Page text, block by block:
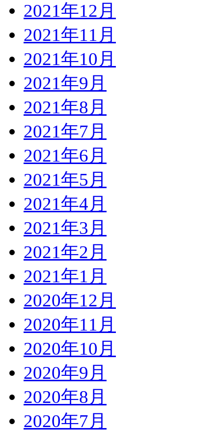
2021年12月
2021年11月
2021年10月
2021年9月
2021年8月
2021年7月
2021年6月
2021年5月
2021年4月
2021年3月
2021年2月
2021年1月
2020年12月
2020年11月
2020年10月
2020年9月
2020年8月
2020年7月